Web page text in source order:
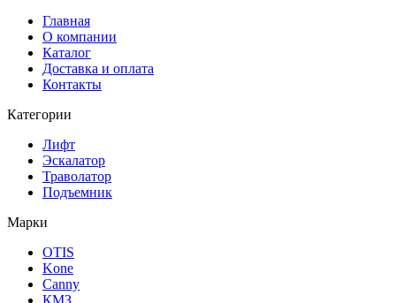
Главная
О компании
Каталог
Доставка и оплата
Контакты
Категории
Лифт
Эскалатор
Траволатор
Подъемник
Марки
OTIS
Kone
Canny